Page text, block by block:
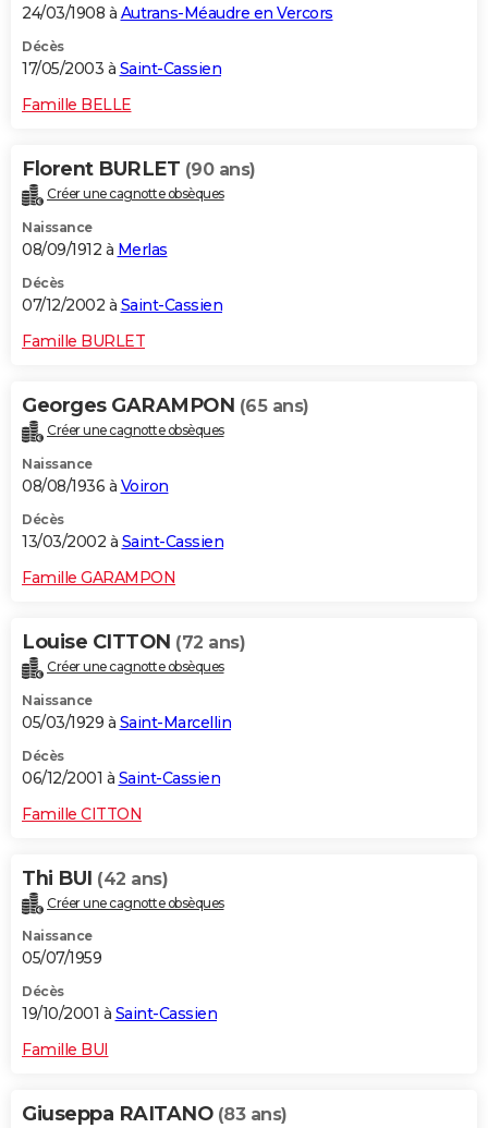
24/03/1908 à Autrans-Méaudre en Vercors
Décès
17/05/2003 à Saint-Cassien
Famille BELLE
Florent BURLET (90 ans)
Créer une cagnotte obsèques
Naissance
08/09/1912 à Merlas
Décès
07/12/2002 à Saint-Cassien
Famille BURLET
Georges GARAMPON (65 ans)
Créer une cagnotte obsèques
Naissance
08/08/1936 à Voiron
Décès
13/03/2002 à Saint-Cassien
Famille GARAMPON
Louise CITTON (72 ans)
Créer une cagnotte obsèques
Naissance
05/03/1929 à Saint-Marcellin
Décès
06/12/2001 à Saint-Cassien
Famille CITTON
Thi BUI (42 ans)
Créer une cagnotte obsèques
Naissance
05/07/1959
Décès
19/10/2001 à Saint-Cassien
Famille BUI
Giuseppa RAITANO (83 ans)